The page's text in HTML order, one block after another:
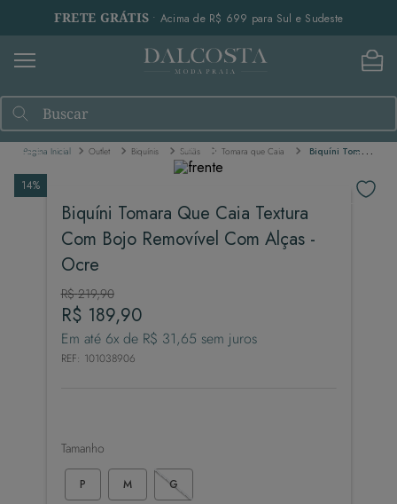
FRETE GRÁTIS • Acima de R$ 699 para Sul e Sudeste
Buscar
Outlet Biquínis Sutiãs Tomara que Caia Biquíni Tomara Que Caia Textura Com Bojo Removível Com Alças - Ocre
14%
Biquíni Tomara Que Caia Textura
Com Bojo Removível Com Alças -
Ocre
R$ 219,90
R$ 189,90
Em até 6x de R$ 31,65 sem juros
REF: 101038906
Tamanho
P M G